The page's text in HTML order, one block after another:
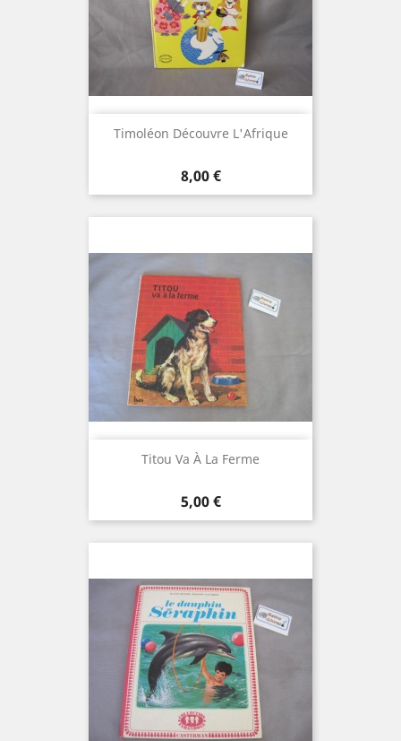
Timoléon Découvre L'Afrique
Prix
8,00 €
Titou Va À La Ferme
Prix
5,00 €